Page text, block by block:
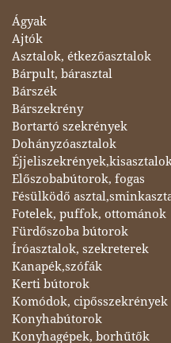
Ágyak
Ajtók
Asztalok, étkezőasztalok
Bárpult, bárasztal
Bárszék
Bárszekrény
Bortartó szekrények
Dohányzóasztalok
Előszobabútorok, fogas
Fésülködő
Fotelek, puffok, ottománok
Fürdőszoba bútorok
Íróasztalok, szekreterek
Kanapék,szófák
Kerti bútorok
Komódok, cipősszekrények
Konyhabútorok
Konyhagépek, borhűtők